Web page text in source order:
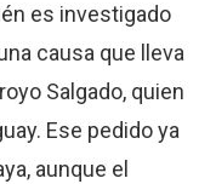
es investigado
causa que lleva
Salgado, quien
Ese pedido ya
aunque el